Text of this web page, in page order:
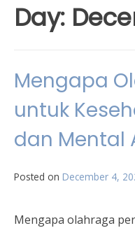
Day:
Mengapa
untuk
dan Mental
Posted on December 4,
Mengapa olahraga